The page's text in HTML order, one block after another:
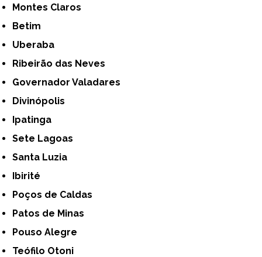
Montes Claros
Betim
Uberaba
Ribeirão das Neves
Governador Valadares
Divinópolis
Ipatinga
Sete Lagoas
Santa Luzia
Ibirité
Poços de Caldas
Patos de Minas
Pouso Alegre
Teófilo Otoni